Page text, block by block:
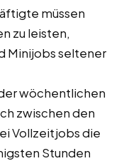
müssen
zu leisten,
Minijobs seltener
wöchentlichen
zwischen den
Vollzeitjobs die
Stunden